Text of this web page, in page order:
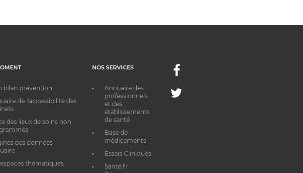
bilan prévention
de l'accessibilité des
des lieux de soins non
des données
espaces thématiques
NOS SERVICES
Annuaire des
professionnels
et des
établissements
de santé
Base de
médicaments
Essais Cliniques
Santé.fr
Facebook
Twitter